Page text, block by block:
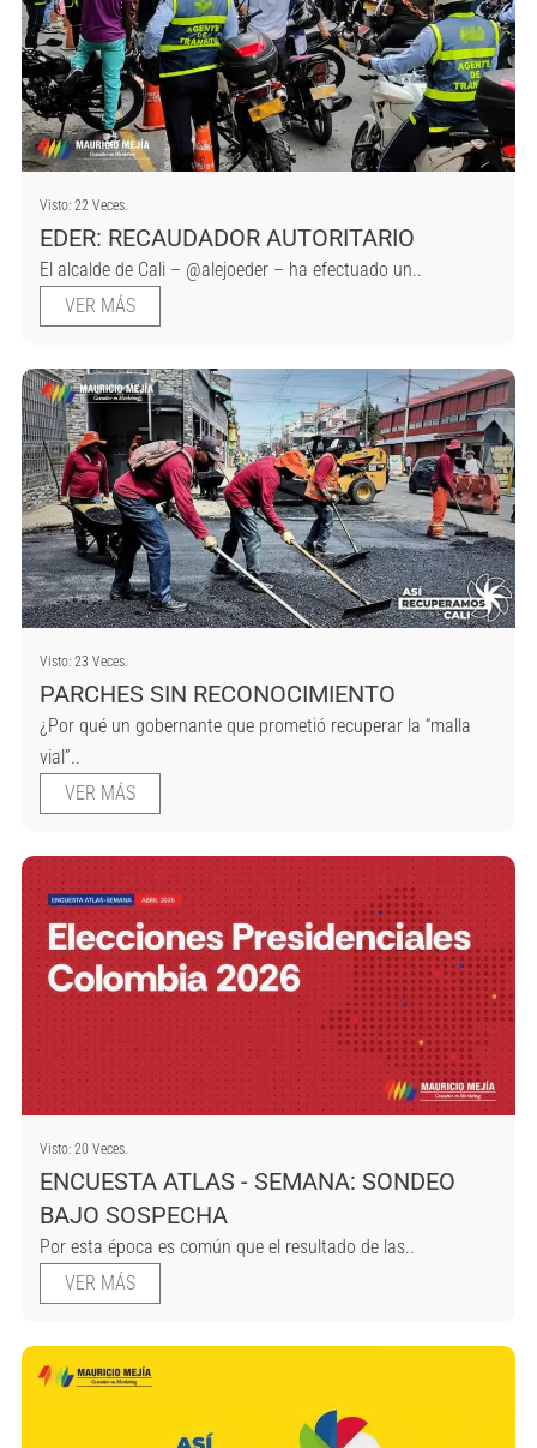
Visto: 22 Veces.
EDER: RECAUDADOR AUTORITARIO
El alcalde de Cali – @alejoeder – ha efectuado un..
VER MÁS
Visto: 23 Veces.
PARCHES SIN RECONOCIMIENTO
¿Por qué un gobernante que prometió recuperar la “malla
vial”..
VER MÁS
Visto: 20 Veces.
ENCUESTA ATLAS - SEMANA: SONDEO
BAJO SOSPECHA
Por esta época es común que el resultado de las..
VER MÁS